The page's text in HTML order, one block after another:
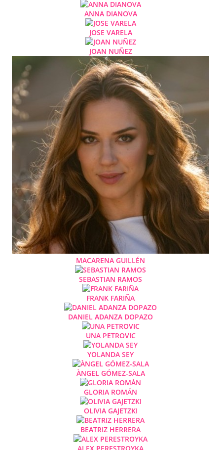
ANNA DIANOVA
JOSE VARELA
JOAN NUÑEZ
MACARENA GUILLÉN
SEBASTIAN RAMOS
FRANK FARIÑA
DANIEL ADANZA DOPAZO
UNA PETROVIC
YOLANDA SEY
ÀNGEL GÓMEZ-SALA
GLORIA ROMÁN
OLIVIA GAJETZKI
BEATRIZ HERRERA